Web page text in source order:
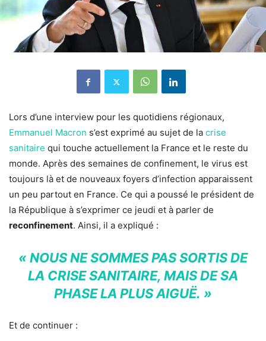
Lors d’une interview pour les quotidiens régionaux,
Emmanuel Macron s’est exprimé au sujet de la crise
sanitaire qui touche actuellement la France et le reste du
monde. Après des semaines de confinement, le virus est
toujours là et de nouveaux foyers d’infection apparaissent
un peu partout en France. Ce qui a poussé le président de
la République à s’exprimer ce jeudi et à parler de
reconfinement. Ainsi, il a expliqué :
« NOUS NE SOMMES PAS SORTIS DE
LA CRISE SANITAIRE, MAIS DE SA
PHASE LA PLUS AIGUË. »
Et de continuer :